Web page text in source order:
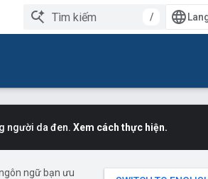
/
người da đen. Xem cách thực hiện.
ngữ bạn ưu